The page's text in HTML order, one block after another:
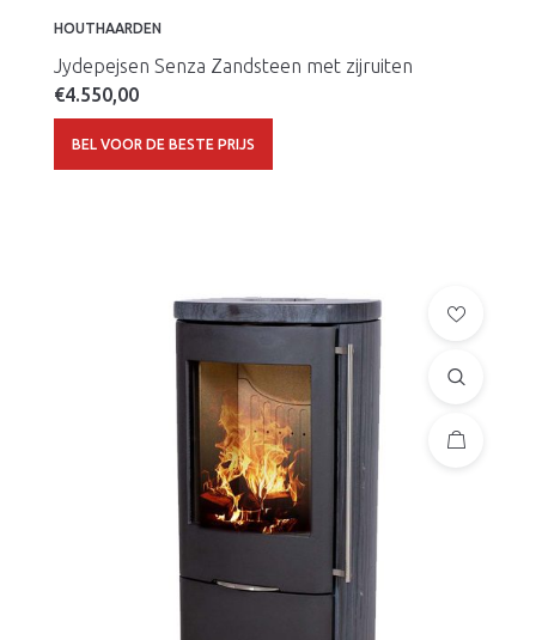
HOUTHAARDEN
Jydepejsen Senza Zandsteen met zijruiten
€4.550,00
BEL VOOR DE BESTE PRIJS